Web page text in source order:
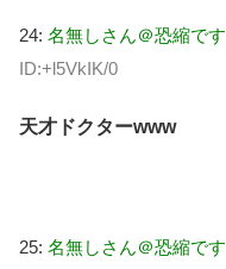
24: 名無しさん＠恐縮です
ID:+l5VkIK/0
天才ドクターwww
25: 名無しさん＠恐縮です